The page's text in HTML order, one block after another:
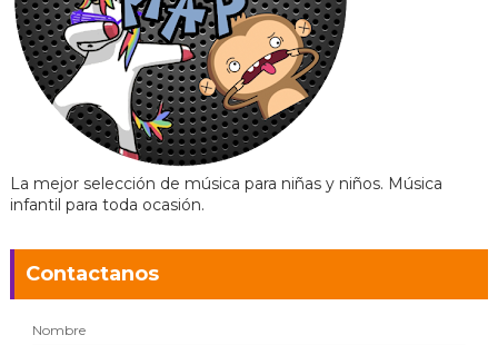
La mejor selección de música para niñas y niños. Música
infantil para toda ocasión.
Contactanos
Nombre